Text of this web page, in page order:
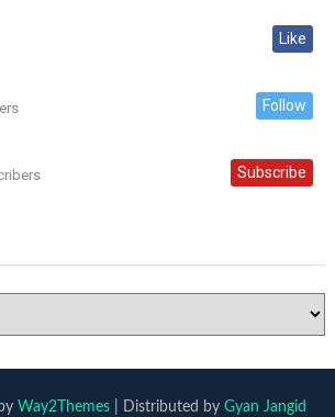
Like
Follow
Subscribe
by Way2Themes| Distributed by Gyan Jangid